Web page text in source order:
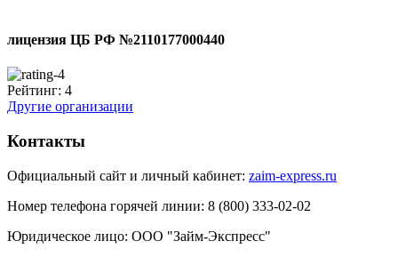
лицензия ЦБ РФ №2110177000440
Рейтинг: 4
Другие организации
Контакты
Официальный сайт и личный кабинет: zaim-express.ru
Номер телефона горячей линии: 8 (800) 333-02-02
Юридическое лицо: ООО "Займ-Экспресс"